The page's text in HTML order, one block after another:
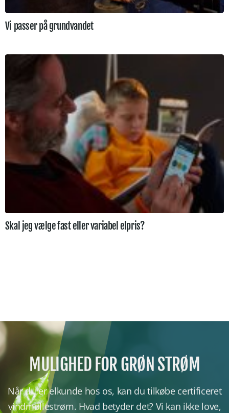
Vi passer på grundvandet
Skal jeg vælge fast eller variabel elpris?
MULIGHED FOR GRØN STRØM
Når du er elkunde hos os, kan du tilkøbe certificeret
vindmøllestrøm. Hvad betyder det? Vi kan ikke love,